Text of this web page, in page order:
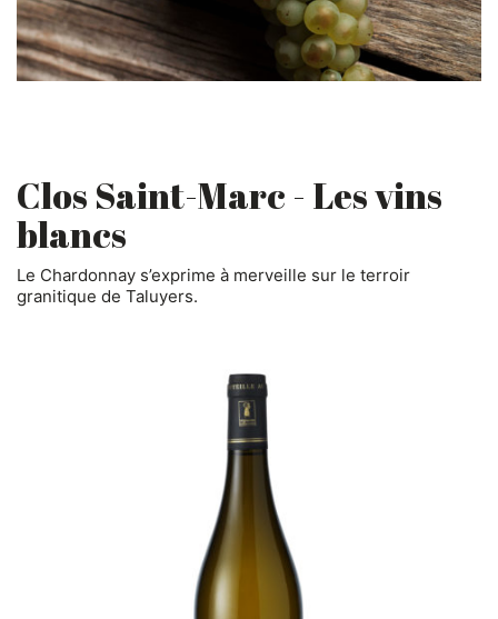
Clos Saint-Marc - Les vins
blancs
Le Chardonnay s’exprime à merveille sur le terroir
granitique de Taluyers.